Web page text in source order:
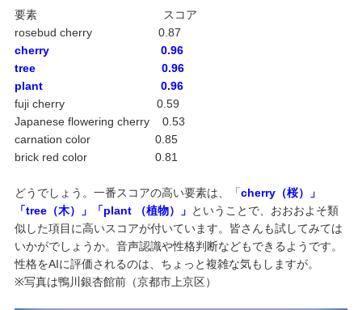
要素 スコア
rosebud cherry 0.87
cherry 0.96
tree 0.96
plant 0.96
fuji cherry 0.59
Japanese flowering cherry 0.53
carnation color 0.85
brick red color 0.81
どうでしょう。一番スコアの高い要素は、「cherry（桜）」
「tree（木）」「plant （植物）」 ということで、おおおよそ類
似した項目に高いスコアが付いています。皆さんも試してみては
いかがでしょうか。音声認識や性格判断などもできるようです。
性格をAIに評価されるのは、ちょっと複雑な気もしますが。
※写真は鴨川銀杏館前（京都市上京区）